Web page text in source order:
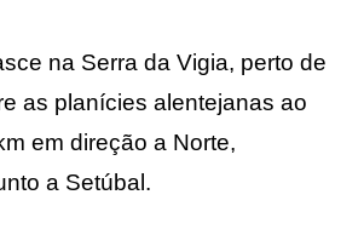
na Serra da Vigia, perto de
as planícies alentejanas ao
em direção a Norte,
a Setúbal.